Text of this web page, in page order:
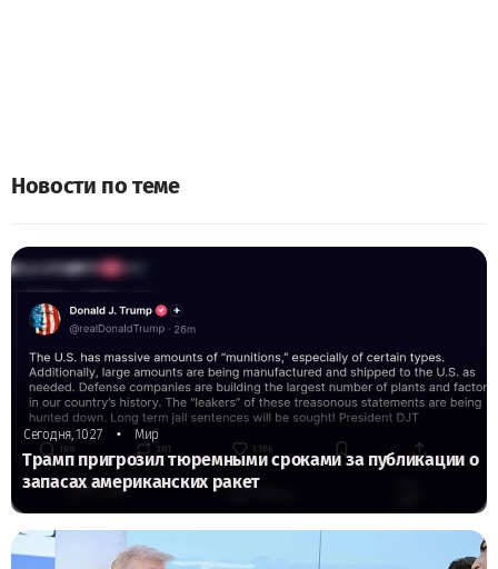
Новости по теме
Сегодня, 10:27 • Мир
Трамп пригрозил тюремными сроками за публикации о
запасах американских ракет